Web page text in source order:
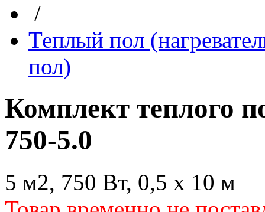
/
Теплый пол
пол)
Комплект теплого
750-5.0
5 м2, 750 Вт, 0,5 х 10 м